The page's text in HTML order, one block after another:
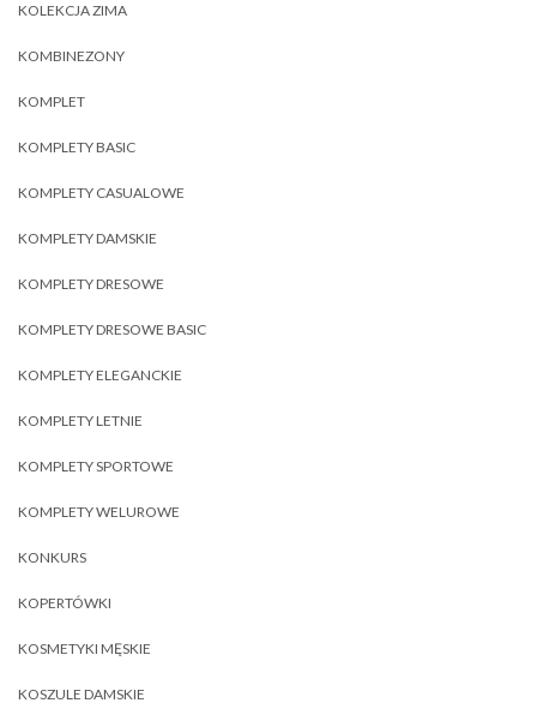
KOLEKCJA ZIMA
KOMBINEZONY
KOMPLET
KOMPLETY BASIC
KOMPLETY CASUALOWE
KOMPLETY DAMSKIE
KOMPLETY DRESOWE
KOMPLETY DRESOWE BASIC
KOMPLETY ELEGANCKIE
KOMPLETY LETNIE
KOMPLETY SPORTOWE
KOMPLETY WELUROWE
KONKURS
KOPERTÓWKI
KOSMETYKI MĘSKIE
KOSZULE DAMSKIE